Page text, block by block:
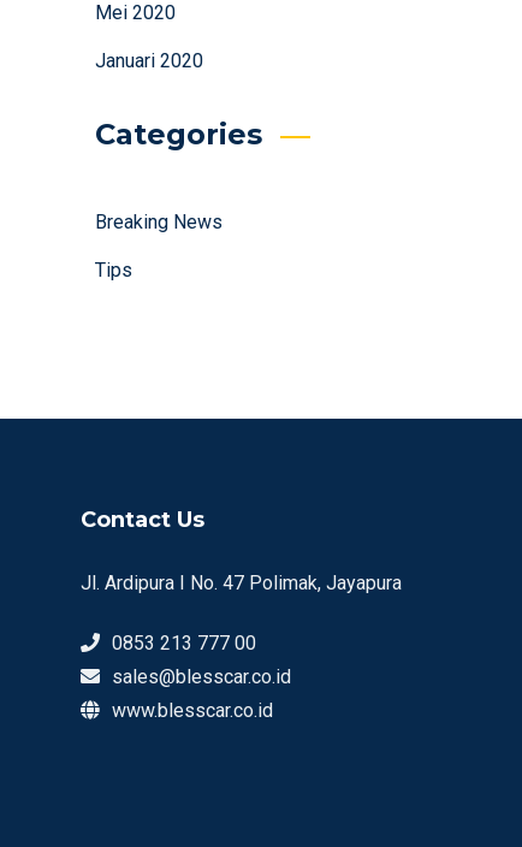
Mei 2020
Januari 2020
Categories
Breaking News
Tips
Contact Us
Jl. Ardipura I No. 47 Polimak, Jayapura
0853 213 777 00
sales@blesscar.co.id
www.blesscar.co.id